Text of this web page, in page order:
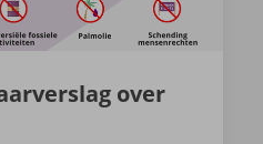
over